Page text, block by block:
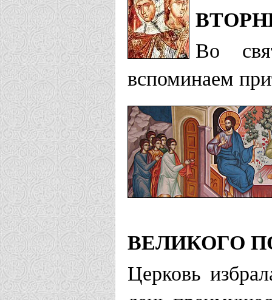
Во
вспоминаем
ВЕЛИКОГО
Церковь